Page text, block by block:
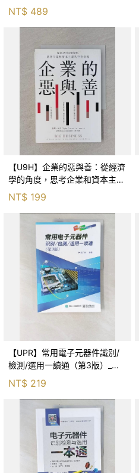
清
NT$ 489
【U9H】企業的惡與善：從經濟
學的角度，思考企業和資本主義
NT$ 199
【UPR】常用電子元器件識別/
檢測/選用一讀通（第3版）_簡
體_趙廣林（編著）
NT$ 219